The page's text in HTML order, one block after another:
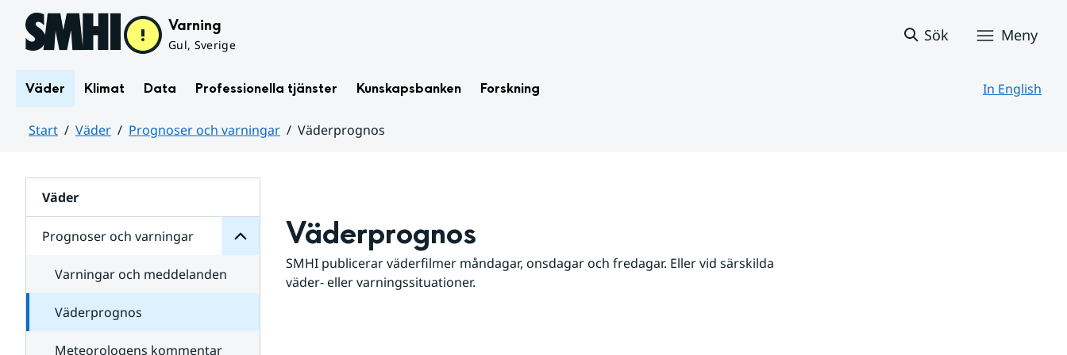
Hoppa till sidans innehåll Varning
Gul, Sverige
Sök Meny
Väder Klimat Data Professionella tjänster Kunskapsbanken Forskning In English
Start Väder Prognoser och varningar
Väderprognos
Väder
Prognoser och varningar
för
varningar
Varningar och meddelanden
Väderprognos
Meteorologens kommentar
Väderprognos
SMHI publicerar väderfilmer måndagar, onsdagar och fredagar. Eller vid särskilda
väder- eller varningssituationer.